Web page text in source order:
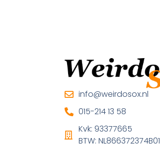
info@weirdosox.nl
015-214 13 58
Kvk: 93377665
BTW: NL866372374B01